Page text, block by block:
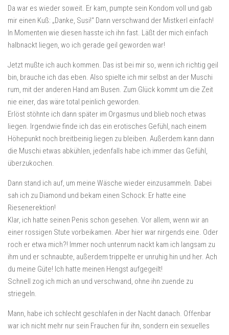
Da war es wieder soweit. Er kam, pumpte sein Kondom voll und gab
mir einen Kuß: „Danke, Susi!“ Dann verschwand der Mistkerl einfach!
In Momenten wie diesen hasste ich ihn fast. Läßt der mich einfach
halbnackt liegen, wo ich gerade geil geworden war!
Jetzt mußte ich auch kommen. Das ist bei mir so, wenn ich richtig geil
bin, brauche ich das eben. Also spielte ich mir selbst an der Muschi
rum, mit der anderen Hand am Busen. Zum Glück kommt um die Zeit
nie einer, das wäre total peinlich geworden.
Erlöst stöhnte ich dann später im Orgasmus und blieb noch etwas
liegen. Irgendwie finde ich das ein erotisches Gefühl, nach einem
Höhepunkt noch breitbeinig liegen zu bleiben. Außerdem kann dann
die Muschi etwas abkühlen, jedenfalls habe ich immer das Gefühl,
überzukochen.
Dann stand ich auf, um meine Wäsche wieder einzusammeln. Dabei
sah ich zu Diamond und bekam einen Schock: Er hatte eine
Riesenerektion!
Klar, ich hatte seinen Penis schon gesehen. Vor allem, wenn wir an
einer rossigen Stute vorbeikamen. Aber hier war nirgends eine. Oder
roch er etwa mich?! Immer noch untenrum nackt kam ich langsam zu
ihm und er schnaubte, außerdem trippelte er unruhig hin und her. Ach
du meine Güte! Ich hatte meinen Hengst aufgegeilt!
Schnell zog ich mich an und verschwand, ohne ihn zuende zu
striegeln.
Mann, habe ich schlecht geschlafen in der Nacht danach. Offenbar
war ich nicht mehr nur sein Frauchen für ihn, sondern ein sexuelles